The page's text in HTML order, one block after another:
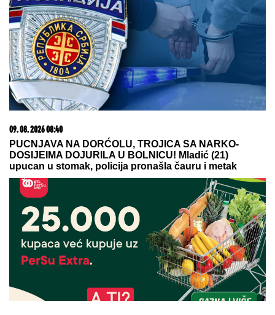
u Urgentni centar
"TO MU JE MOJ POKLON ZA
SVADBU"Jovana Jeremić brutalno o
Draganovoj veridbi, DETALJIMA
VENČANJA SA TIGROM, žestoko
preti:"Nisam ušla u pekaru da
pravim kiflice" (VIDEO)
09. 08. 2026 06:43
CECA O UNUKU ILIJANU I ANASTASIJI: "Odlično